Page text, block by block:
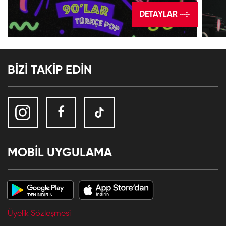
DETAYLAR
BİZİ TAKİP EDİN
MOBİL UYGULAMA
Üyelik Sözleşmesi